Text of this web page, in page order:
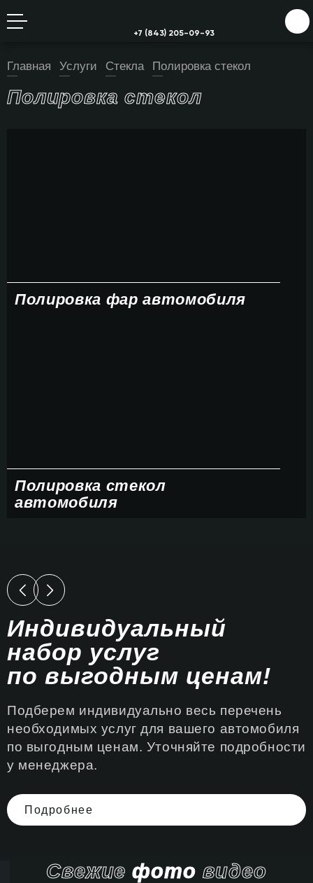
+7 (843) 205-09-93
Главная Услуги Стекла Полировка стекол
Полировка стекол
Полировка фар автомобиля
Полировка стекол
автомобиля
Индивидуальный
набор услуг
по выгодным ценам!
Подберем индивидуально весь перечень
необходимых услуг для вашего автомобиля
по выгодным ценам. Уточняйте подробности
у менеджера.
Подробнее
Свежиефото видео